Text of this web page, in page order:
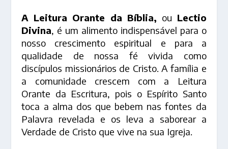
A Leitura Orante da Bíblia, ou Lectio
Divina, é um alimento indispensável para o
nosso crescimento espiritual e para a
qualidade de nossa fé vivida como
discípulos missionários de Cristo. A família e
a comunidade crescem com a Leitura
Orante da Escritura, pois o Espírito Santo
toca a alma dos que bebem nas fontes da
Palavra revelada e os leva a saborear a
Verdade de Cristo que vive na sua Igreja.